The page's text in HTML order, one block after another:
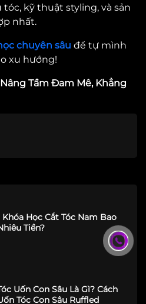
kỹ thuật styling, và sản
nhất.
chuyên sâu để tự mình
xu hướng!
Tầm Đam Mê, Khẳng
Khóa Học Cắt Tóc Nam Bao
Tiền?
Uốn Con Sâu Là Gì? Cách
Tóc Con Sâu Ruffled